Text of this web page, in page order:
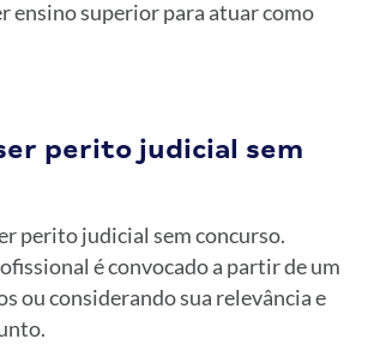
ensino superior para atuar como
perito judicial sem
perito judicial sem concurso.
é convocado a partir de um
ou considerando sua relevância e